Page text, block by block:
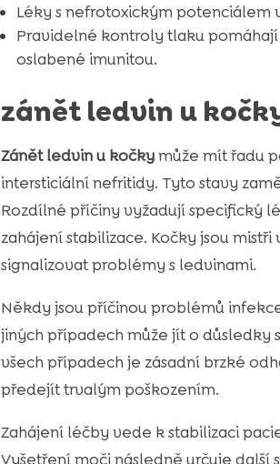
Léky s nefrotoxickým potenciálem
Pravidelné kontroly tlaku
oslabené imunitou.
zánět ledvin u
Zánět ledvin u kočkymůže mít řadu
intersticiální nefritidy. Tyto stavy
Rozdílné příčiny vyžadují specifický
zahájení stabilizace. Kočky jsou
signalizovat problémy s ledvinami.
Někdy jsou příčinou problémů
jiných případech může jít o důsledky
všech případech je zásadní brzké
předejít trvalým poškozením.
Zahájení léčby vede k stabilizaci
Vyšetření moči následně určuje další